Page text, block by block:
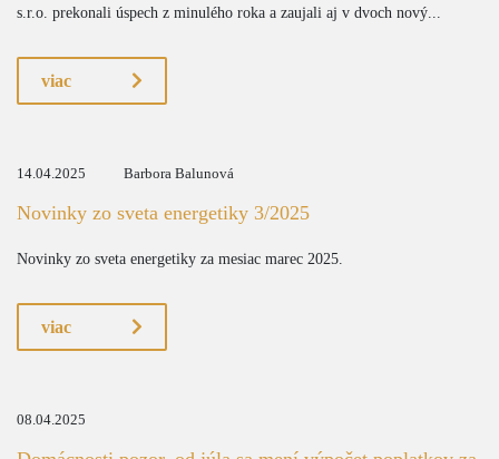
s.r.o. prekonali úspech z minulého roka a zaujali aj v dvoch nový...
viac
14.04.2025 Barbora Balunová
Novinky zo sveta energetiky 3/2025
Novinky zo sveta energetiky za mesiac marec 2025.
viac
08.04.2025